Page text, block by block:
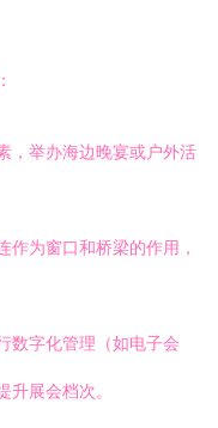
，举办海边晚宴或户外活
作为窗口和桥梁的作用，
数字化管理（如电子会
展会档次。